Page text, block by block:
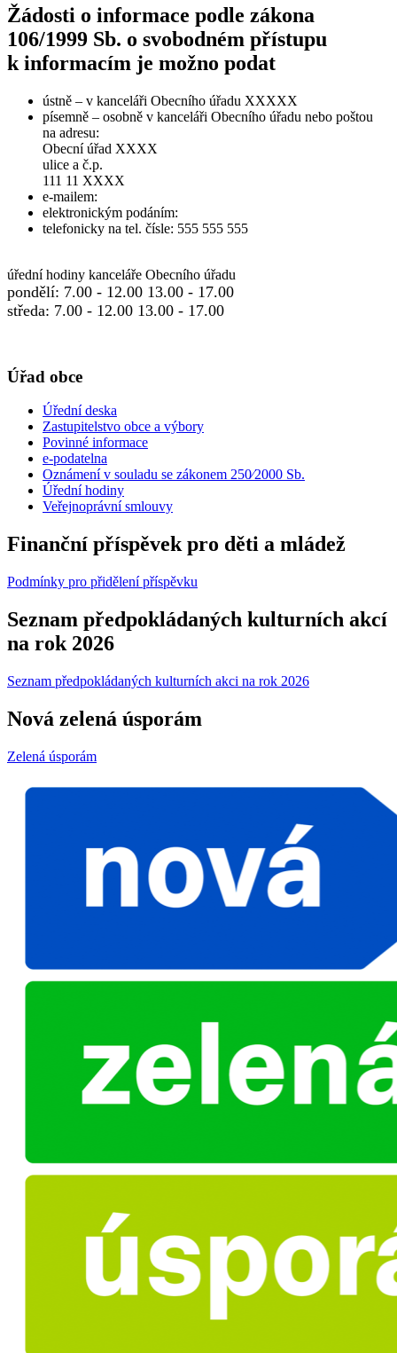
Žádosti o informace podle zákona
106/1999 Sb. o svobodném přístupu
k informacím je možno podat
ústně – v kanceláři Obecního úřadu XXXXX
písemně – osobně v kanceláři Obecního úřadu nebo poštou
na adresu:
Obecní úřad XXXX
ulice a č.p.
111 11 XXXX
e-mailem:
elektronickým podáním:
telefonicky na tel. čísle: 555 555 555
úřední hodiny kanceláře Obecního úřadu
pondělí: 7.00 - 12.00 13.00 - 17.00
středa: 7.00 - 12.00 13.00 - 17.00
Úřad obce
Úřední deska
Zastupitelstvo obce a výbory
Povinné informace
e-podatelna
Oznámení v souladu se zákonem 250⁄2000 Sb.
Úřední hodiny
Veřejnoprávní smlouvy
Finanční příspěvek pro děti a mládež
Podmínky pro přidělení příspěvku
Seznam předpokládaných kulturních akcí
na rok 2026
Seznam předpokládaných kulturních akci na rok 2026
Nová zelená úsporám
Zelená úsporám